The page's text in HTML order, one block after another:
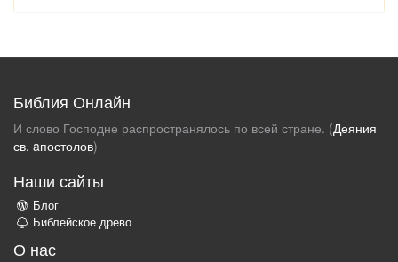
Библия Онлайн
И слово Господне распространялось по всей стране. (Деяния
св. aпостолов)
Наши сайты
Блог
Библейское древо
О нас